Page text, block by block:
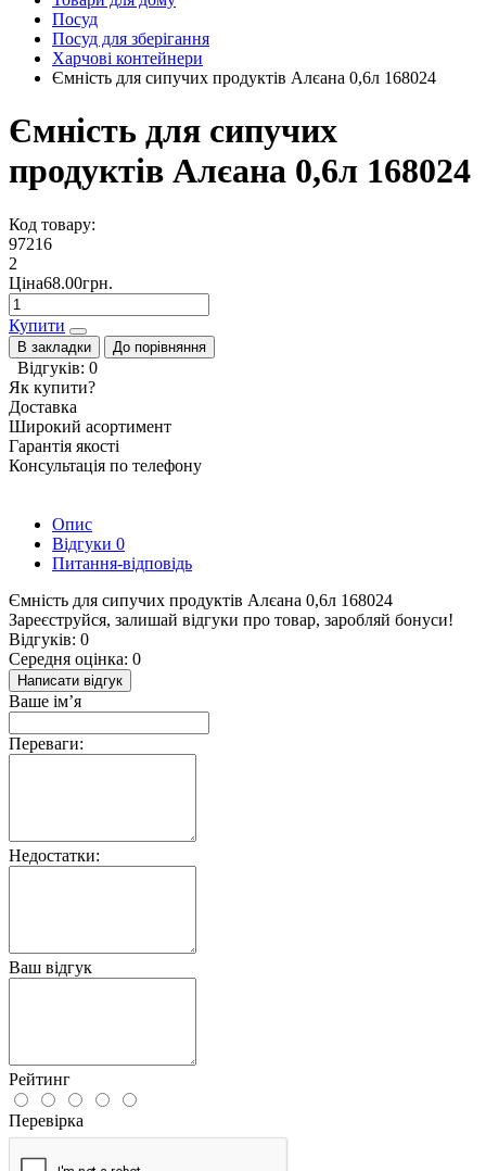
Посуд
Посуд для зберігання
Харчові контейнери
Ємність для сипучих продуктів Алєана 0,6л 168024
Ємність для сипучих
продуктів Алєана 0,6л 168024
Код товару:
97216
2
Ціна68.00грн.
Купити
В закладки До порівняння
Відгуків: 0
Як купити?
Доставка
Широкий асортимент
Гарантія якості
Консультація по телефону
Опис
Відгуки 0
Питання-відповідь
Ємність для сипучих продуктів Алєана 0,6л 168024
Зареєструйся, залишай відгуки про товар, заробляй бонуси!
Відгуків: 0
Середня оцінка: 0
Написати відгук
Ваше ім’я
Переваги:
Недостатки:
Ваш відгук
Рейтинг
Перевірка